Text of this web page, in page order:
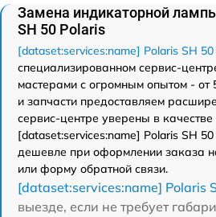
Замена индикаторной
SH 50 Polaris
[dataset:services:name] Polaris SH 50
специализированном сервис-
мастерами с огромным опытом - от
и запчасти предоставляем
сервис-центре уверены в качестве
[dataset:services:name] Polaris SH
дешевле при оформлении заказа
или форму обратной связи.
[dataset:services:name] Polaris
выезде, если не требует